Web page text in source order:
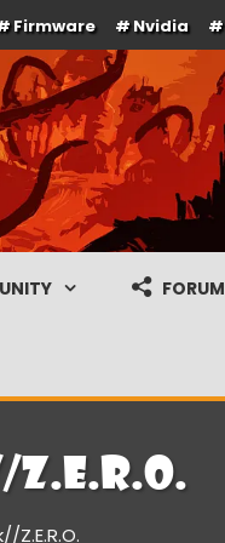
Firmware Nvidia
FORUM
Z.E.R.O.